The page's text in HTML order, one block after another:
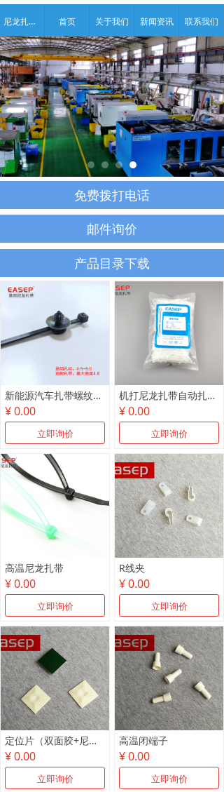
尼龙扎带产品中心 首页 关于我们 新闻资讯 联系我们
免费拨打电话
邮件询价
电脑
版
产品目录下载
新能源汽车扎带螺纹卡头~新能源电池包杉树头带分离扎带
¥ 0.00
立即询价
机打尼龙扎带自动扎带机专用扎带
¥ 0.00
立即询价
高温尼龙扎带
¥ 0.00
立即询价
R线夹
¥ 0.00
立即询价
定位片（双面胶+尼龙）
¥ 0.00
立即询价
高温闭端子
¥ 0.00
立即询价